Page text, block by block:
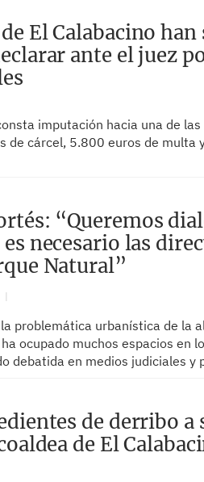
El Calabacino han
ante el juez
imputación hacia una de
de cárcel, 5.800 euros de multa
“Queremos
necesario las
Natural”
problemática urbanística de la
ocupado muchos espacios en
debatida en medios judiciales y
de derribo a
de El